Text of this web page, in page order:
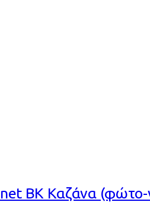
ΒΚ Καζάνα